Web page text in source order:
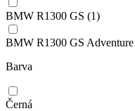
BMW R1300 GS (1)
BMW R1300 GS Adventure
Barva
Černá